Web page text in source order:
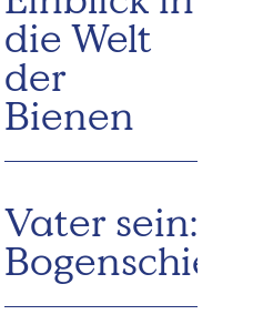
die Welt
der
Bienen
Vater sein: